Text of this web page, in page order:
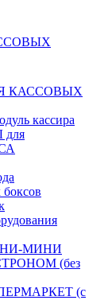
КАССОВЫХ
кассира
МИНИ
(без
(с